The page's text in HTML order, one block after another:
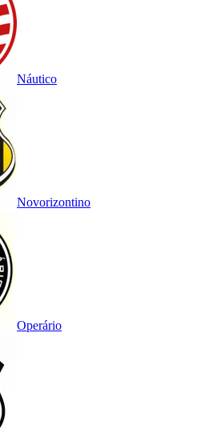
Náutico
Novorizontino
Operário